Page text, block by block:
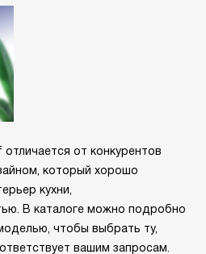
от конкурентов
который хорошо
кухни,
В каталоге можно подробно
чтобы выбрать ту,
вашим запросам.